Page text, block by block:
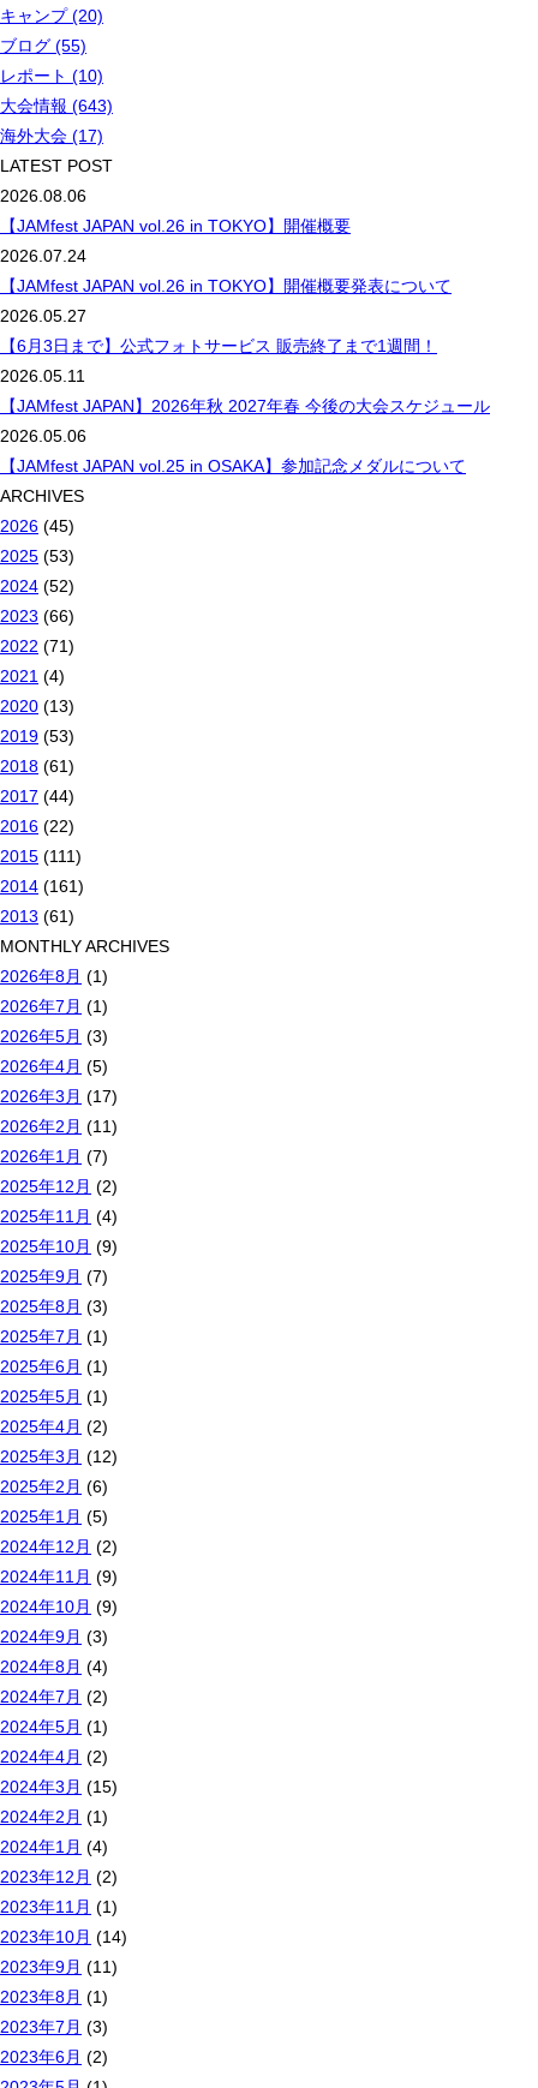
キャンプ (20)
ブログ (55)
レポート (10)
大会情報 (643)
海外大会 (17)
LATEST POST
2026.08.06
【JAMfest JAPAN vol.26 in TOKYO】開催概要
2026.07.24
【JAMfest JAPAN vol.26 in TOKYO】開催概要発表について
2026.05.27
【6月3日まで】公式フォトサービス 販売終了まで1週間！
2026.05.11
【JAMfest JAPAN】2026年秋 2027年春 今後の大会スケジュール
2026.05.06
【JAMfest JAPAN vol.25 in OSAKA】参加記念メダルについて
ARCHIVES
2026 (45)
2025 (53)
2024 (52)
2023 (66)
2022 (71)
2021 (4)
2020 (13)
2019 (53)
2018 (61)
2017 (44)
2016 (22)
2015 (111)
2014 (161)
2013 (61)
MONTHLY ARCHIVES
2026年8月 (1)
2026年7月 (1)
2026年5月 (3)
2026年4月 (5)
2026年3月 (17)
2026年2月 (11)
2026年1月 (7)
2025年12月 (2)
2025年11月 (4)
2025年10月 (9)
2025年9月 (7)
2025年8月 (3)
2025年7月 (1)
2025年6月 (1)
2025年5月 (1)
2025年4月 (2)
2025年3月 (12)
2025年2月 (6)
2025年1月 (5)
2024年12月 (2)
2024年11月 (9)
2024年10月 (9)
2024年9月 (3)
2024年8月 (4)
2024年7月 (2)
2024年5月 (1)
2024年4月 (2)
2024年3月 (15)
2024年2月 (1)
2024年1月 (4)
2023年12月 (2)
2023年11月 (1)
2023年10月 (14)
2023年9月 (11)
2023年8月 (1)
2023年7月 (3)
2023年6月 (2)